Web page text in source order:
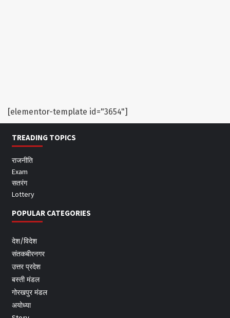
[elementor-template id="3654"]
TREADING TOPICS
राजनीति
Exam
सतरंग
Lottery
POPULAR CATEGORIES
देश/विदेश
संतकबीरनगर
उत्तर प्रदेश
बस्ती मंडल
गोरखपुर मंडल
अयोध्या